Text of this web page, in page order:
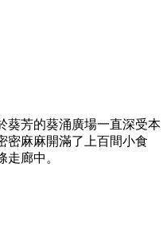
葵芳的葵涌廣場一直深受本
密麻麻開滿了上百間小食
廊中。